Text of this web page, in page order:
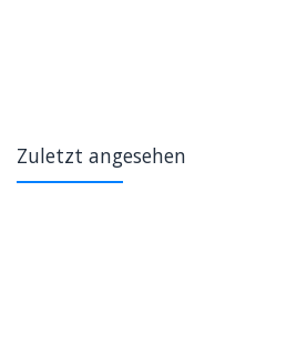
Zuletzt angesehen